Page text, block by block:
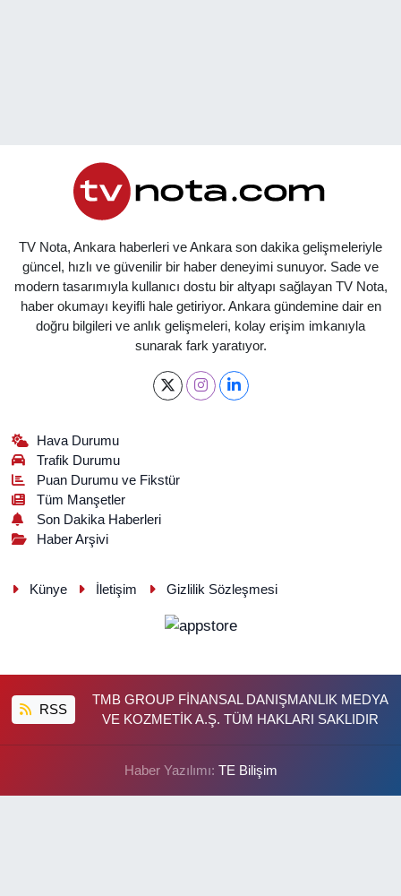
TV Nota, Ankara haberleri ve Ankara son dakika gelişmeleriyle
güncel, hızlı ve güvenilir bir haber deneyimi sunuyor. Sade ve
modern tasarımıyla kullanıcı dostu bir altyapı sağlayan TV Nota,
haber okumayı keyifli hale getiriyor. Ankara gündemine dair en
doğru bilgileri ve anlık gelişmeleri, kolay erişim imkanıyla
sunarak fark yaratıyor.
Hava Durumu
Trafik Durumu
Puan Durumu ve Fikstür
Tüm Manşetler
Son Dakika Haberleri
Haber Arşivi
Künye İletişim Gizlilik Sözleşmesi
RSS
TMB GROUP FİNANSAL DANIŞMANLIK MEDYA
VE KOZMETİK A.Ş. TÜM HAKLARI SAKLIDIR
Haber Yazılımı: TE Bilişim